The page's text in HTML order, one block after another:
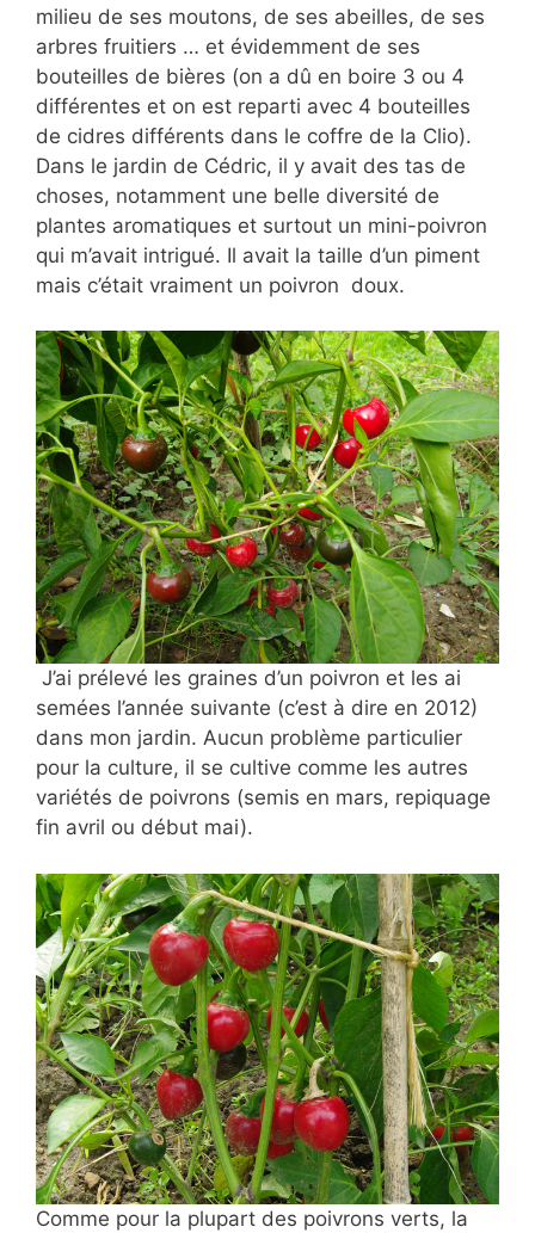
milieu de ses moutons, de ses abeilles, de ses
arbres fruitiers … et évidemment de ses
bouteilles de bières (on a dû en boire 3 ou 4
différentes et on est reparti avec 4 bouteilles
de cidres différents dans le coffre de la Clio).
Dans le jardin de Cédric, il y avait des tas de
choses, notamment une belle diversité de
plantes aromatiques et surtout un mini-poivron
qui m’avait intrigué. Il avait la taille d’un piment
mais c’était vraiment un poivron doux.
J’ai prélevé les graines d’un poivron et les ai
semées l’année suivante (c’est à dire en 2012)
dans mon jardin. Aucun problème particulier
pour la culture, il se cultive comme les autres
variétés de poivrons (semis en mars, repiquage
fin avril ou début mai).
Comme pour la plupart des poivrons verts, la